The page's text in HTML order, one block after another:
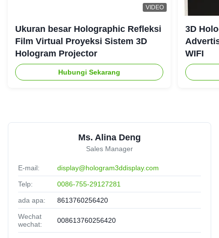
VIDEO
Ukuran besar Holographic Refleksi
Film Virtual Proyeksi Sistem 3D
Hologram Projector
Hubungi Sekarang
3D
WIFI
Ms. Alina Deng
Sales Manager
E-mail: display@hologram3ddisplay.com
Telp: 0086-755-29127281
ada apa: 8613760256420
Wechat
wechat:
008613760256420